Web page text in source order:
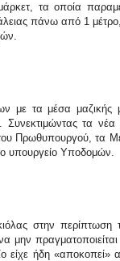
τα οποία
πάνω από 1
με τα μέσα μαζικής
τα νέα
Πρωθυπουργού, τα
υπουργείο Υποδομών.
στην περίπτωση
μην
είχε ήδη «αποκοπεί»